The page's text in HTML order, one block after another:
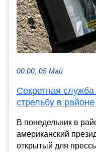
00:00, 05 Май
Секретная
стрельбу в
В понедельник в
американский
открытый для